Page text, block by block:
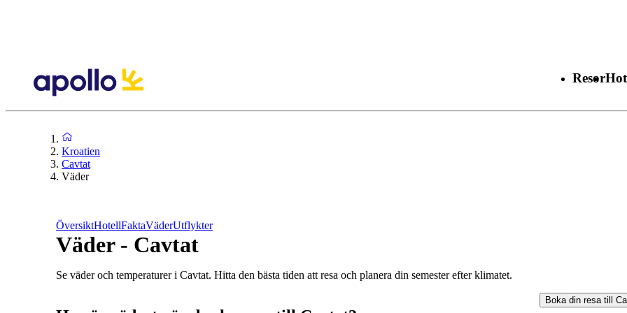
Resor
Kroatien
Cavtat
Väder
ÖversiktHotellFaktaVäderUtflykter
Väder - Cavtat
Se väder och temperaturer i Cavtat. Hitta den bästa tiden att resa och planera din semester efter klimatet.
Boka din resa till